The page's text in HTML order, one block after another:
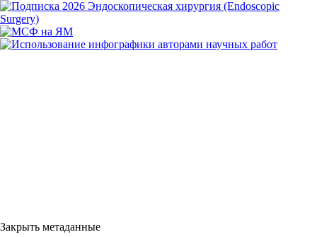
Закрыть метаданные